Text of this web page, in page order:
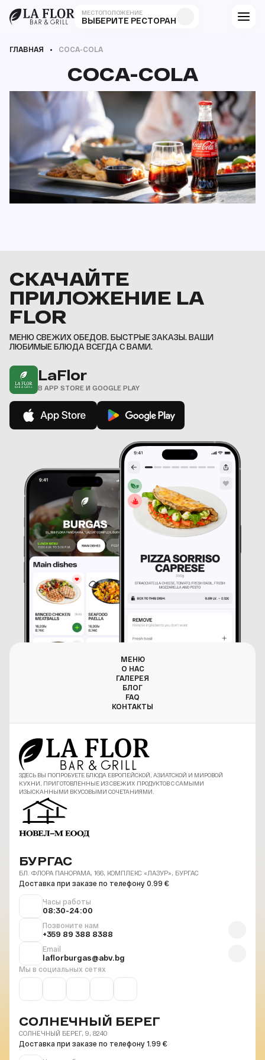
МЕСТОПОЛОЖЕНИЕ
ВЫБЕРИТЕ РЕСТОРАН
ГЛАВНАЯ COCA-COLA
COCA-COLA
СКАЧАЙТЕ
ПРИЛОЖЕНИЕ LA
FLOR
МЕНЮ СВЕЖИХ ОБЕДОВ. БЫСТРЫЕ ЗАКАЗЫ. ВАШИ
ЛЮБИМЫЕ БЛЮДА ВСЕГДА С ВАМИ.
LaFlor
В APP STORE И GOOGLE PLAY
МЕНЮ
О НАС
ГАЛЕРЕЯ
БЛОГ
FAQ
КОНТАКТЫ
ЗДЕСЬ ВЫ ПОПРОБУЕТЕ БЛЮДА ЕВРОПЕЙСКОЙ, АЗИАТСКОЙ И МИРОВОЙ
КУХНИ, ПРИГОТОВЛЕННЫЕ ИЗ СВЕЖИХ ПРОДУКТОВ С САМЫМИ
ИЗЫСКАННЫМИ ВКУСОВЫМИ СОЧЕТАНИЯМИ.
БУРГАС
БЛ. ФЛОРА ПАНОРАМА, 166, КОМПЛЕКС «ЛАЗУР», БУРГАС
Доставка при заказе по телефону 0.99 €
Часы работы
08:30-24:00
Позвоните нам
+359 89 388 8388
Email
laflorburgas@abv.bg
Мы в социальных сетях
СОЛНЕЧНЫЙ БЕРЕГ
СОЛНЕЧНЫЙ БЕРЕГ, 9, 8240
Доставка при заказе по телефону 1.99 €